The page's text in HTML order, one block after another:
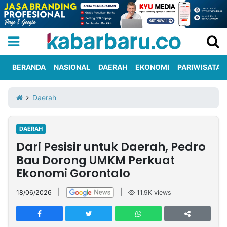
Iklan
Berita
Kami
Nasional
International
Olahraga
Entertainment
Daerah
Pariwisata
Kuliner
Kolom
Network
PT
TREETAN
BERANDA NASIONAL DAERAH EKONOMI PARIWISATA
Daerah
DAERAH
Dari Pesisir untuk Daerah, Pedro
Bau Dorong UMKM Perkuat
Ekonomi Gorontalo
18/06/2026 11.9K views